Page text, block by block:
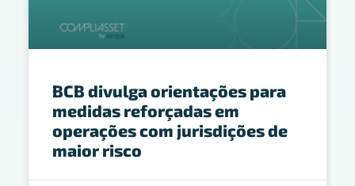
BCB divulga orientações para
medidas reforçadas em
operações com jurisdições de
maior risco